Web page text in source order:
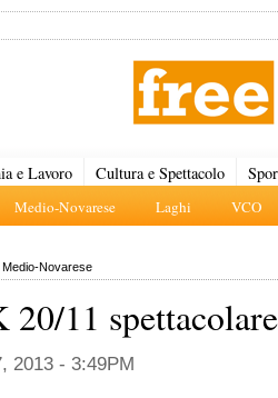
Medio-Novarese Laghi VCO
e Lavoro Cultura e Spettacolo
Medio-Novarese
11 spettacolare
2013 - 3:49PM